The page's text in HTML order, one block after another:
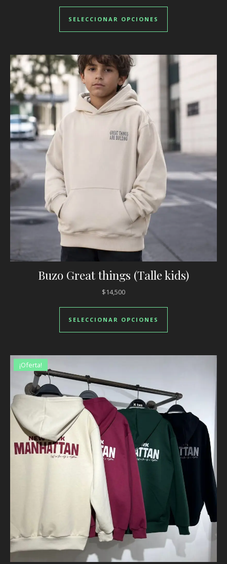
SELECCIONAR OPCIONES
Este producto
Buzo Great things (Talle kids)
$14,500
SELECCIONAR OPCIONES
Este producto
¡Oferta!